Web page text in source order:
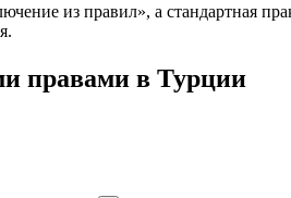
из правил», а стандартная
правами в Турции